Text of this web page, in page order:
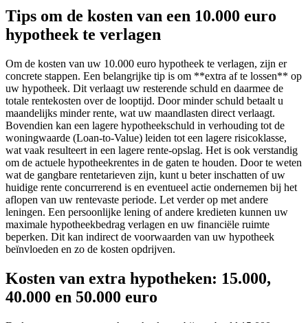
Tips om de kosten van een 10.000 euro
hypotheek te verlagen
Om de kosten van uw 10.000 euro hypotheek te verlagen, zijn er
concrete stappen. Een belangrijke tip is om **extra af te lossen** op
uw hypotheek. Dit verlaagt uw resterende schuld en daarmee de
totale rentekosten over de looptijd. Door minder schuld betaalt u
maandelijks minder rente, wat uw maandlasten direct verlaagt.
Bovendien kan een lagere hypotheekschuld in verhouding tot de
woningwaarde (Loan-to-Value) leiden tot een lagere risicoklasse,
wat vaak resulteert in een lagere rente-opslag. Het is ook verstandig
om de actuele hypotheekrentes in de gaten te houden. Door te weten
wat de gangbare rentetarieven zijn, kunt u beter inschatten of uw
huidige rente concurrerend is en eventueel actie ondernemen bij het
aflopen van uw rentevaste periode. Let verder op met andere
leningen. Een persoonlijke lening of andere kredieten kunnen uw
maximale hypotheekbedrag verlagen en uw financiële ruimte
beperken. Dit kan indirect de voorwaarden van uw hypotheek
beïnvloeden en zo de kosten opdrijven.
Kosten van extra hypotheken: 15.000,
40.000 en 50.000 euro